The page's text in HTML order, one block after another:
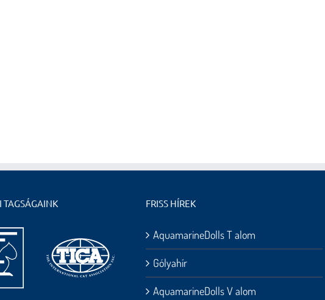
TAGSÁGAINK FRISS HÍREK
AquamarineDolls T alom
Gólyahír
AquamarineDolls V alom